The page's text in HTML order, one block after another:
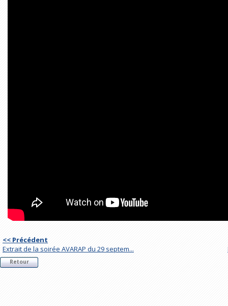
<< Précédent
Extrait de la soirée AVARAP du 29 septem...
Retour